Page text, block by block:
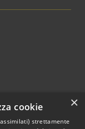
×
cookie
strettamente